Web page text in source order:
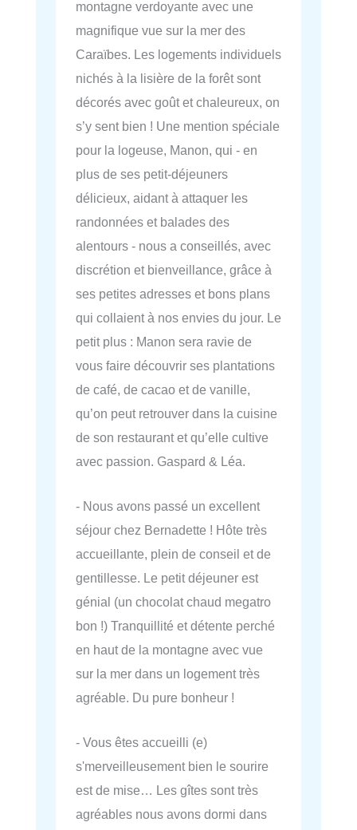
montagne verdoyante avec une
magnifique vue sur la mer des
Caraïbes. Les logements individuels
nichés à la lisière de la forêt sont
décorés avec goût et chaleureux, on
s’y sent bien ! Une mention spéciale
pour la logeuse, Manon, qui - en
plus de ses petit-déjeuners
délicieux, aidant à attaquer les
randonnées et balades des
alentours - nous a conseillés, avec
discrétion et bienveillance, grâce à
ses petites adresses et bons plans
qui collaient à nos envies du jour. Le
petit plus : Manon sera ravie de
vous faire découvrir ses plantations
de café, de cacao et de vanille,
qu’on peut retrouver dans la cuisine
de son restaurant et qu’elle cultive
avec passion. Gaspard & Léa.
- Nous avons passé un excellent
séjour chez Bernadette ! Hôte très
accueillante, plein de conseil et de
gentillesse. Le petit déjeuner est
génial (un chocolat chaud megatro
bon !) Tranquillité et détente perché
en haut de la montagne avec vue
sur la mer dans un logement très
agréable. Du pure bonheur !
- Vous êtes accueilli (e)
s'merveilleusement bien le sourire
est de mise… Les gîtes sont très
agréables nous avons dormi dans